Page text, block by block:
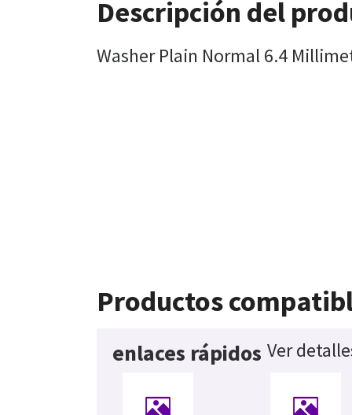
Descripción del
Washer Plain Normal 6.4
Productos
enlaces rápidos Ver